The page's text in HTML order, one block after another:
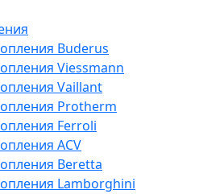
Buderus
Viessmann
Vaillant
Protherm
Ferroli
ACV
Beretta
Lamborghini